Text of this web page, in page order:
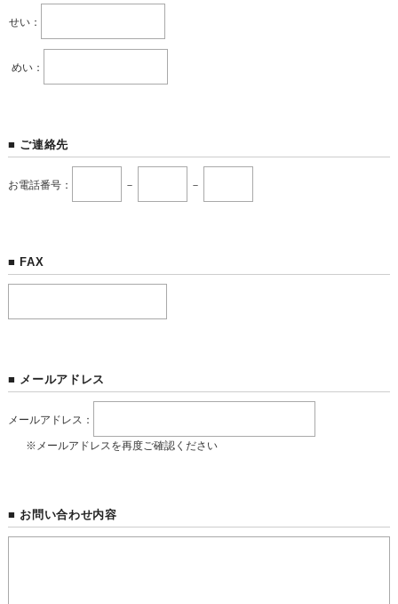
せい：
めい：
■ ご連絡先
お電話番号： － －
■ FAX
■ メールアドレス
メールアドレス：
※メールアドレスを再度ご確認ください
■ お問い合わせ内容